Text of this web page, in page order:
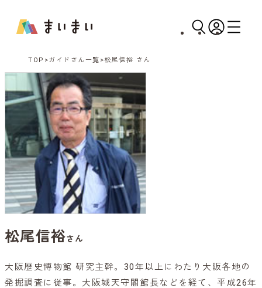
TOP ガイドさん一覧 松尾信裕 さん
松尾信裕さん
大阪歴史博物館 研究主幹。30年以上にわたり大阪各地の
発掘調査に従事。大阪城天守閣館長などを経て、平成26年